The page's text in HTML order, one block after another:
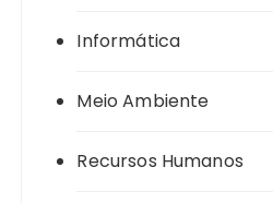
Informática
Meio Ambiente
Recursos Humanos